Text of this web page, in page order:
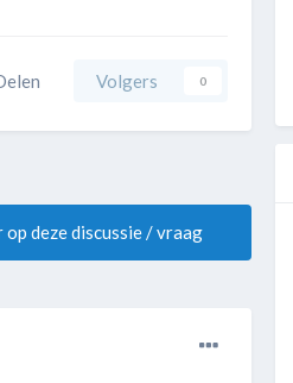
Volgers 0
op deze discussie / vraag